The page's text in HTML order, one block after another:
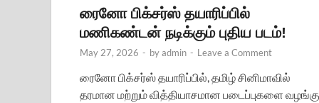
ரைனோ பிக்சர்ஸ் தயாரிப்பில்
மணிகண்டன் நடிக்கும் புதிய படம்!
May 27, 2026 - byadmin - Leave a Comment
ரைனோ பிக்சர்ஸ் தயாரிப்பில், தமிழ் சினிமாவில்
தரமான மற்றும் வித்தியாசமான படைப்புகளை